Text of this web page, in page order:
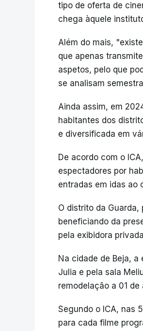
tipo de oferta de
chega àquele
Além do mais,
que apenas
aspetos, pelo que
se analisam
Ainda assim, em
habitantes dos
e diversificada em
De acordo com o
espectadores por
entradas em idas ao
O distrito da Guarda,
beneficiando da
pela exibidora
Na cidade de Beja,
Julia e pela sala
remodelação a 01
Segundo o ICA, nas
para cada filme